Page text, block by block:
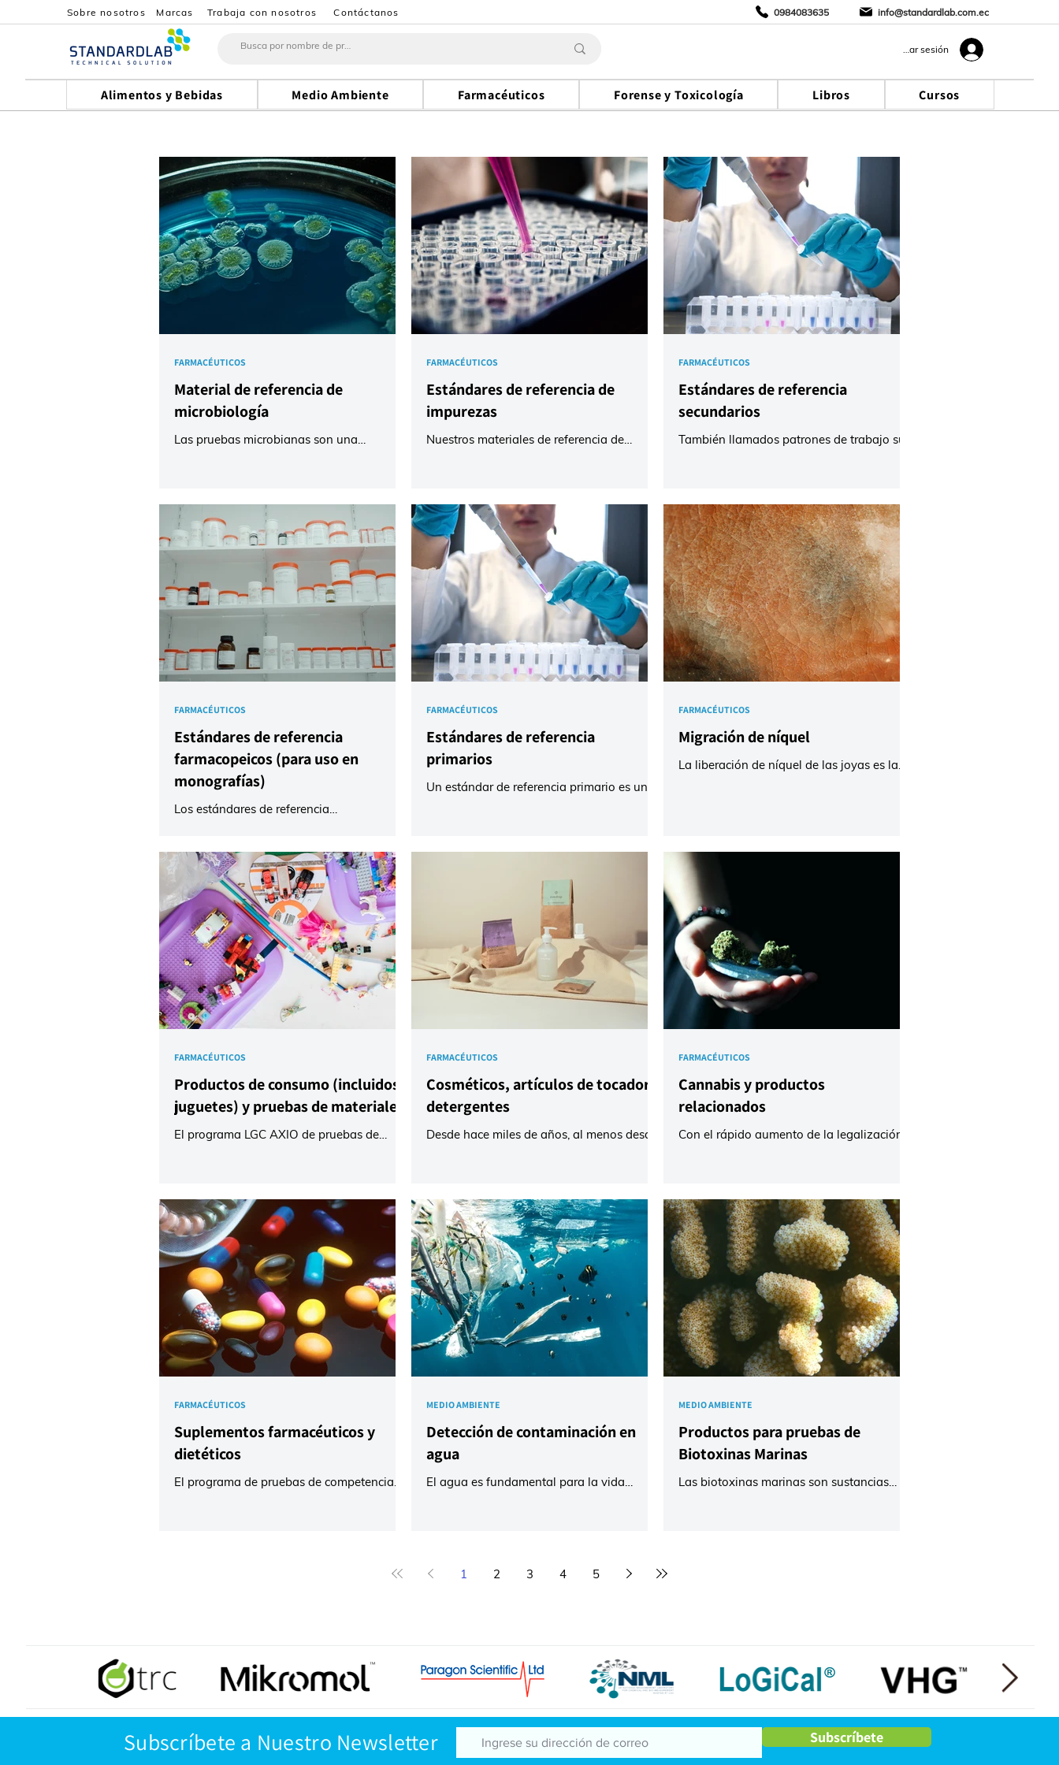
Sobre nosotros Marcas Trabaja con nosotros Contáctanos 0984083635 info@standardlab.com.ec
Iniciar sesión
Alimentos y Bebidas Medio Ambiente Farmacéuticos Forense y Toxicología Libros Cursos
Material de referencia de
microbiología
Las pruebas microbianas son una
cumplimiento de los estándares de control
de seguridad e higiene y ayudar a
determinar la vida útil. Para que pueda
demostrar el éxito de su Sistema de
Gestión de Calidad, ofrecemos una gama
de productos de análisis que facilitan la
enumeración cuantitativa de microbios y la
detección de patógenos. Los microbios se
suministran en co
FARMACÉUTICOS
Estándares de referencia de
impurezas
Nuestros materiales de referencia de
sus análisis cualitativos y cuantitativos,
con el objetivo de ayudarle a crear
medicamentos cada vez mejores y más
seguros. Los productos de nuestra gama
Mikromol, con más de 4400 materiales de
referencia de impurezas farmacéuticas,
incluyen un completo Certificado de
Análisis que detalla el proceso de
caracterización, la pur
FARMACÉUTICOS
Estándares de referencia
secundarios
También llamados patrones de trabajo su
reservando los costosos estándares
primarios para funciones críticas de
calibración. Incluyen: Uso en Análisis de
Rutina, Reducción de Costos, Garantía de
Trazabilidad, Calibración de Control
Interno y Pruebas de Aptitud del Sistema.
https://documents.lgcstandards.com/Media
Gallery/Dre/Dr.+Ehrenstorfer+Reference+M
ateria
FARMACÉUTICOS
Estándares de referencia
farmacopeicos (para uso en
monografías)
Los estándares de referencia
como patrones legales para verificar que
un medicamento cumple con las
especificaciones de calidad. Estos
estándares son componentes integrales de
las monografías oficiales (documentos que
detallan los requisitos de cada fármaco) y
su uso es obligatorio para garantizar la
seguridad y eficacia del producto. Las
funciones principales son: Identificación,
Valoración (Poten
FARMACÉUTICOS
Estándares de referencia
primarios
Un estándar de referencia primario es una
como base definitiva para calibrar
sustancia sea considerada un patrón
primario, debe cumplir con requisitos
estrictos: Alta Pureza, Estabilidad, Alta
Masa Molar y Accesibilidad.
https://documents.lgcstandards.com/Media
Gallery/Catalogues_Publications/LGC_ph
FARMACÉUTICOS
Migración de níquel
La liberación de níquel de las joyas es la
níquel, como botones, monedas, monturas
de gafas, correas de reloj y cremalleras,
puede ser difícil para quienes lo padecen
evitarlo. NiMS, nuestro Programa de
Ensayos de Aptitud para la Migración de
Níquel, está diseñado para evaluar el
rendimiento de los laboratorios que
determina
FARMACÉUTICOS
Productos de consumo (incluidos
juguetes) y pruebas de materiales
El programa LGC AXIO de pruebas de
la seguridad de los juguetes, así como de
una amplia gama de productos de
consumo. El programa se basa en las
normas europeas EN71 y estadounidense
ASTM F963, ya que la mayoría de los
juguetes fabricados y vendidos en todo el
mundo cumplen con alguna de estas
normas. Sin embargo, TOYTEST también va
más allá de la industria jugueter
FARMACÉUTICOS
Cosméticos, artículos de tocador y
detergentes
Desde hace miles de años, al menos desde
ingredientes perjudiciales para sus
usuarios. Hoy en día, leyes clave, como la
Ley de Modernización de la Regulación de
Cosméticos (MoCRA) de EE. UU. y el
Reglamento de Supervisión y
Administración de Cosméticos (CSAR) de
China, han introducido numerosos
requisitos de seguridad adicionales, así
como la exigencia de más
FARMACÉUTICOS
Cannabis y productos
relacionados
Con el rápido aumento de la legalización
amplia de productos. Los análisis de
laboratorio de estos productos buscan,
entre otros objetivos, garantizar que
cumplan con la normativa sobre sustancias
psicoactivas y la ausencia de
contaminantes químicos o microbiológicos.
El programa CANNABIS de LGC AXIO
ofrece muestras químicas para analizar
cannabinoides, terpenos,
FARMACÉUTICOS
Suplementos farmacéuticos y
dietéticos
El programa de pruebas de competencia
globales para preparados farmacéuticos,
hasta la espectroscopia de RMN, y
FARMACÉUTICOS
Detección de contaminación en
agua
El agua es fundamental para la vida
MEDIO AMBIENTE
Productos para pruebas de
Biotoxinas Marinas
Las biotoxinas marinas son sustancias
MEDIO AMBIENTE
1 2 3 4 5
Subscríbete a Nuestro Newsletter Subscríbete